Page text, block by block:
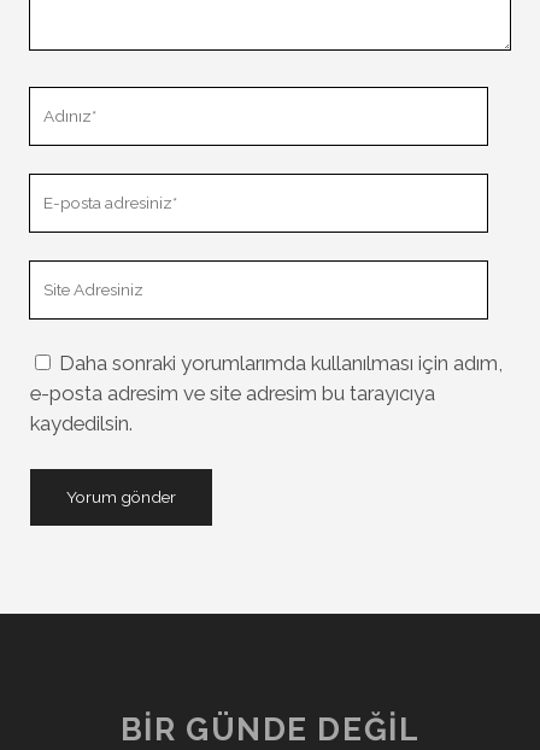
posta
Daha sonraki yorumlarımda kullanılması için adım,
e-posta adresim ve site adresim bu tarayıcıya
kaydedilsin.
BIR GÜNDE DEĞIL